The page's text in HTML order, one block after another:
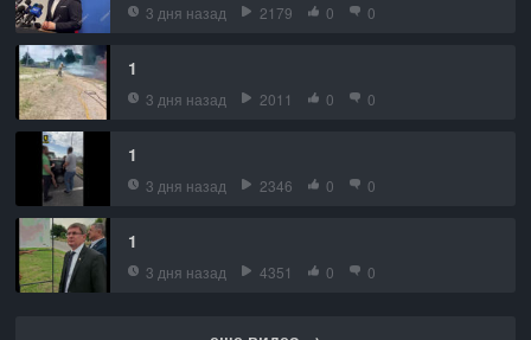
3 дня назад 2179 0 0
1
3 дня назад 2011 0 0
1
3 дня назад 2346 0 0
1
3 дня назад 4351 0 0